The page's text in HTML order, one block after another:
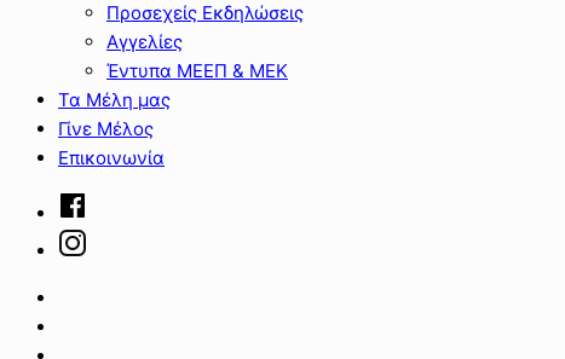
Προσεχείς Εκδηλώσεις
Αγγελίες
Έντυπα ΜΕΕΠ & ΜΕΚ
Τα Μέλη μας
Γίνε Μέλος
Επικοινωνία